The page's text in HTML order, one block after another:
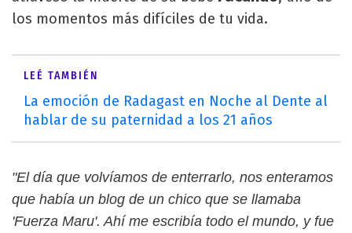
los momentos más difíciles de tu vida.
LEÉ TAMBIÉN
La emoción de Radagast en Noche al Dente al
hablar de su paternidad a los 21 años
"El día que volvíamos de enterrarlo, nos enteramos
que había un blog de un chico que se llamaba
'Fuerza Maru'. Ahí me escribía todo el mundo, y fue